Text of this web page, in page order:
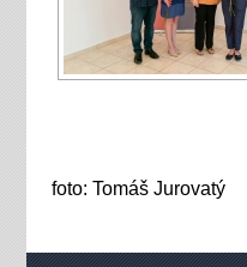
foto: Tomáš Jurovatý